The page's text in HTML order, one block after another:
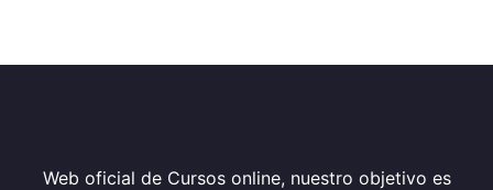
Web oficial de Cursos online, nuestro objetivo es